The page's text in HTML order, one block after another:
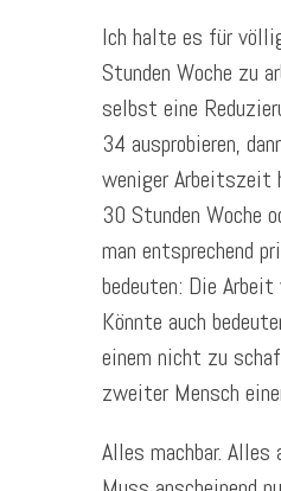
Ich halte es für
Stunden Woche zu
selbst eine
34 ausprobieren,
weniger Arbeitszeit
30 Stunden Woche
man entsprechend
bedeuten: Die
Könnte auch
einem nicht zu
zweiter Mensch
Alles machbar.